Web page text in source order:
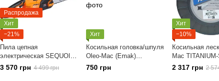
Распродажа
Хит
−21%
Пила цепная
электрическая SEQUOIA
SEC2416SOL
3 570 грн 4 499 грн
Хит
Косильная головка/шпуля
Oleo-Mac (Emak)
LOAD&GO 130
"EXTRALIFE"
750 грн
Хит
−10%
Косильная
Mac
мм х 221 м
2 317 грн 2